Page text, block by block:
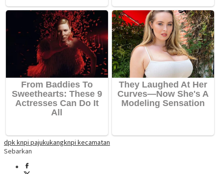
dpk knpi pajukukangknpi kecamatan
Sebarkan